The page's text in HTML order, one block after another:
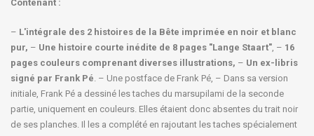
Contenant :
– L'intégrale des 2 histoires de la Bête imprimée en noir et blanc
pur, – Une histoire courte inédite de 8 pages "Lange Staart", – 16
pages couleurs comprenant diverses illustrations, – Un ex-libris
signé par Frank Pé. – Une postface de Frank Pé, – Dans sa version
initiale, Frank Pé a dessiné les taches du marsupilami de la seconde
partie, uniquement en couleurs. Elles étaient donc absentes du trait noir
de ses planches. Il les a complété en rajoutant les taches spécialement